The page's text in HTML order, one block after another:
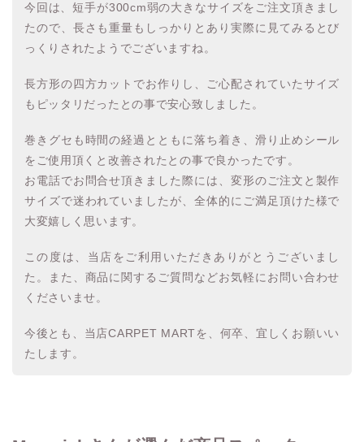
今回は、短手が300cm弱の大きなサイズをご注文頂きまし
たので、長さも重量もしっかりとあり実際に見てみるとび
っくりされたようでございますね。
長方形の四方カットでお作りし、ご心配されていたサイズ
もピッタリだったとの事で安心致しました。
巻きグセも時間の経過とともに落ち着き、滑り止めシール
をご使用頂くと改善されたとの事で良かったです。
お電話でお問合せ頂きました際には、変形のご注文と製作
サイズで迷われていましたが、全体的にご満足頂けた様で
大変嬉しく思います。
この度は、当店をご利用いただきありがとうございまし
た。また、商品に関するご質問などお気軽にお問い合わせ
くださいませ。
今後とも、当店CARPET MARTを、何卒、宜しくお願いい
たします。